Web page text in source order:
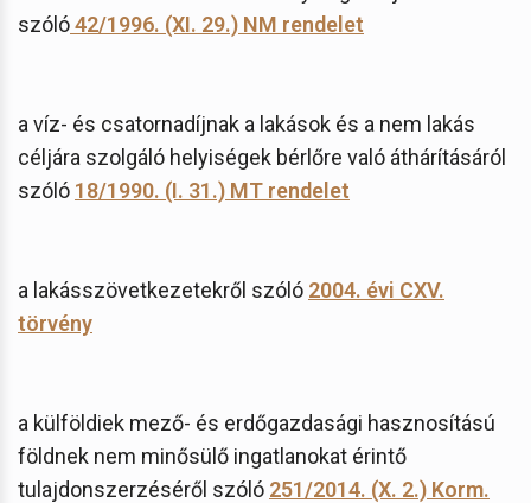
szóló42/1996. (XI. 29.) NM rendelet
a víz- és csatornadíjnak a lakások és a nem lakás
céljára szolgáló helyiségek bérlőre való áthárításáról
szóló 18/1990. (I. 31.) MT rendelet
a lakásszövetkezetekről szóló 2004. évi CXV.
törvény
a külföldiek mező- és erdőgazdasági hasznosítású
földnek nem minősülő ingatlanokat érintő
tulajdonszerzéséről szóló 251/2014. (X. 2.) Korm.